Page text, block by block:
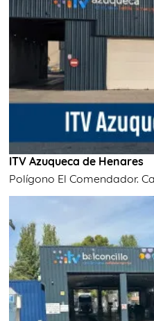
ITV Azuqueca de Henares
Polígono El Comendador.